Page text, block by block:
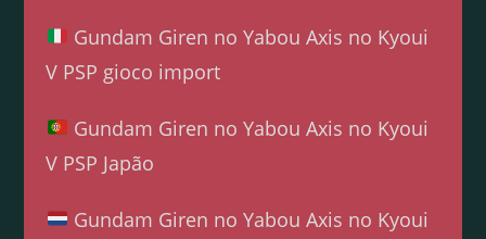
Gundam Giren no Yabou Axis no Kyoui
V PSP gioco import
Gundam Giren no Yabou Axis no Kyoui
V PSP Japão
Gundam Giren no Yabou Axis no Kyoui